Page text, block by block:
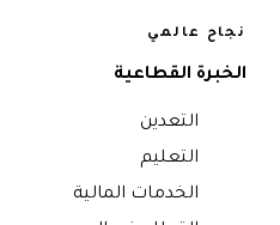
نجاح عالمي
الخبرة القطاعية
التعدين
التعليم
الخدمات المالية